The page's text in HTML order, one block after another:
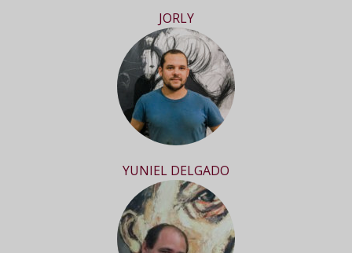
JORLY
YUNIEL DELGADO